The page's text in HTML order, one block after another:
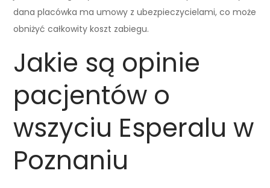
dana placówka ma umowy z ubezpieczycielami, co może
obniżyć całkowity koszt zabiegu.
Jakie są opinie
pacjentów o
wszyciu Esperalu w
Poznaniu